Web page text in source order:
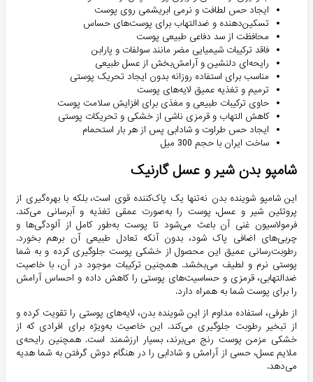
ایجاد حس لطافت و نرمی ابریشمی روی پوست
تسکین‌دهنده و ضدالتهاب برای پوست‌های حساس
محافظت از سد دفاعی طبیعی پوست
فاقد ترکیبات شیمیایی مضر مانند سولفات و پارابن
رایحه‌ای دلنشین و آرامش‌بخش از عسل طبیعی
مناسب برای استفاده روزانه بدون ایجاد تحریک پوستی
ترمیم و تغذیه عمیق لایه‌های پوست
حاوی ترکیبات طبیعی و مغذی برای افزایش سلامت پوست
کاهش التهاب و قرمزی ناشی از خشکی و تحریکات پوستی
ایجاد حس طراوت و شادابی پس از هر بار استحمام
ساخت ایران با حجم 300 میل
شامپو بدن شیر و عسل گارنیک
این شامپو شوینده بدن نه‌تنها یک پاک‌کننده قوی است، بلکه با بهره‌گیری از
پروتئین شیر و عسل، پوست را به‌صورت عمقی تغذیه و آبرسانی می‌کند.
فرمولاسیون غنی آن باعث می‌شود تا پوست به‌طور کامل از آلودگی‌ها و
چربی‌های اضافی پاک شود، بدون آنکه تعادل طبیعی آن برهم بخورد.
رطوبت‌رسانی عمیق این محصول از خشکی پوست جلوگیری کرده و به شما
پوستی نرم و لطیف می‌بخشد. همچنین ترکیبات موجود در آن، با خاصیت
ضدالتهابی، قرمزی و حساسیت‌های پوستی را کاهش داده و احساس آرامش
را برای پوست شما به همراه دارد.
از طرفی، استفاده مداوم از این شوینده بدن، لایه‌های پوستی را تقویت کرده و
از تبخیر رطوبت جلوگیری می‌کند. این خاصیت به‌ویژه برای افرادی که از
خشکی مزمن پوست رنج می‌برند، بسیار ارزشمند است. همچنین رایحه‌ی
ملایم عسل، حسی از آرامش و شادابی را در هنگام دوش گرفتن به شما هدیه
می‌دهد.